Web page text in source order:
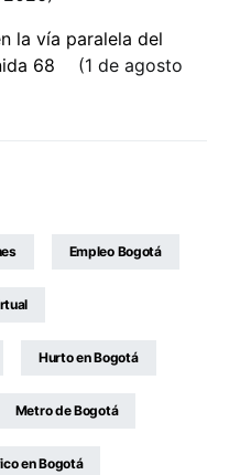
la vía paralela del
68
1 de agosto
Empleo Bogotá
Hurto en Bogotá
Metro de Bogotá
en Bogotá